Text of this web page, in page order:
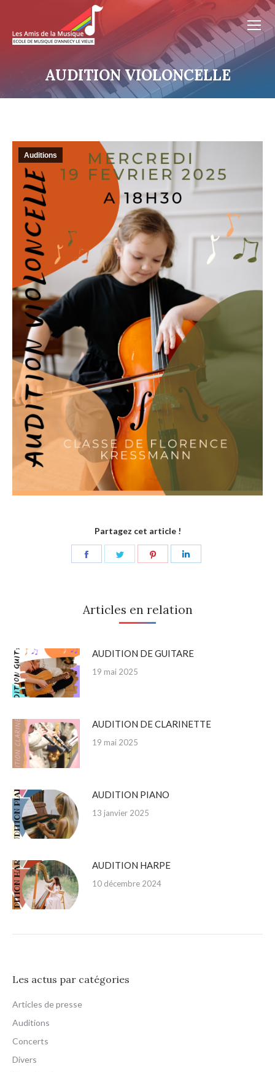
AUDITION VIOLONCELLE
Auditions
Partagez cet article !
Articles en relation
AUDITION DE GUITARE
19 mai 2025
AUDITION DE CLARINETTE
19 mai 2025
AUDITION PIANO
13 janvier 2025
AUDITION HARPE
10 décembre 2024
Les actus par catégories
Articles de presse
Auditions
Concerts
Divers